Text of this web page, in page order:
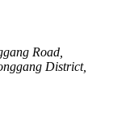
Road,
District,